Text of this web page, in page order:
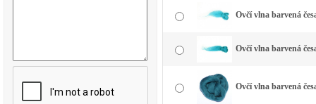
Ovčí vlna barvená
Ovčí vlna barvená
Ovčí vlna barvená